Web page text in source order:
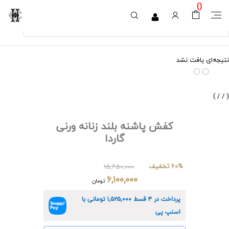
(
)
نتیجه‌ای یافت نشد
(
/
/
)
کفش پاشنه بلند زنانه ورنی
گاردا
60% تخفیف ۱۵,۲۵۰,۰۰۰
۶,۱۰۰,۰۰۰ تومان
پرداخت در ۴ قسط ۱,۵۲۵,۰۰۰تومانی با
اسنپ پی